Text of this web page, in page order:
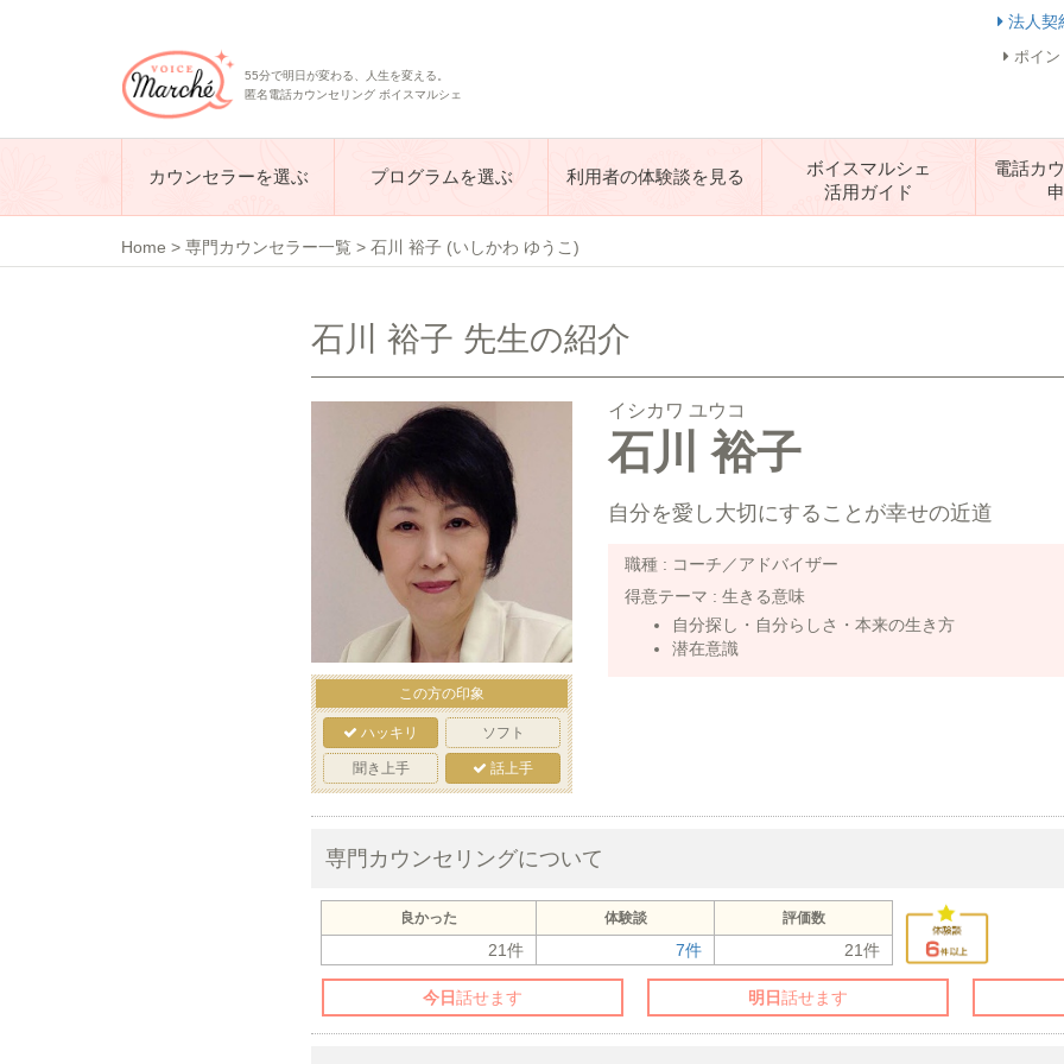
法人契
55分で明日が変わる、人生を変える。
匿名電話カウンセリング ボイスマルシェ
ポイン
カウンセラーを選ぶ プログラムを選ぶ 利用者の体験談を見る
ボイスマルシェ
活用ガイド
電話カ
Home > 専門カウンセラー一覧 > 石川 裕子 (いしかわ ゆうこ)
石川 裕子 先生の紹介
イシカワ ユウコ
石川 裕子
自分を愛し大切にすることが幸せの近道
職種 : コーチ／アドバイザー
得意テーマ : 生きる意味
自分探し・自分らしさ・本来の生き方
潜在意識
この方の印象
ハッキリ ソフト
聞き上手 話上手
専門カウンセリングについて
良かった 体験談 評価数
21件 7件 21件
今日話せます 明日話せます